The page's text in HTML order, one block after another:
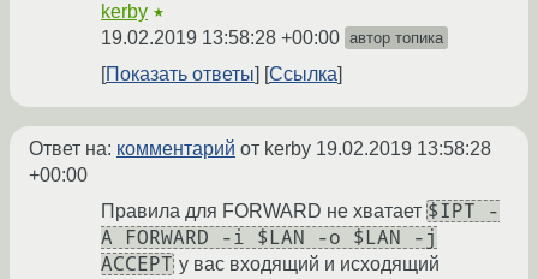
kerby ★
19.02.2019 13:58:28 +00:00 автор топика
Показать ответы Ссылка
Ответ на: комментарий от kerby 19.02.2019 13:58:28
+00:00
Правила для FORWARD не хватает $IPT -
A FORWARD -i $LAN -o $LAN -j
ACCEPT у вас входящий и исходящий